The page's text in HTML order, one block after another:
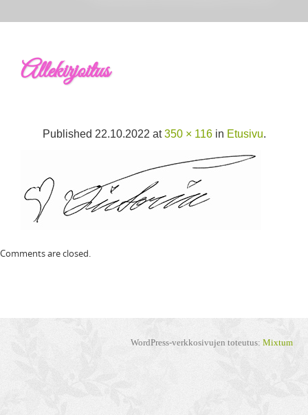
Allekirjoitus
Published 22.10.2022 at350 × 116in Etusivu.
Comments are closed.
WordPress-verkkosivujen toteutus: Mixtum